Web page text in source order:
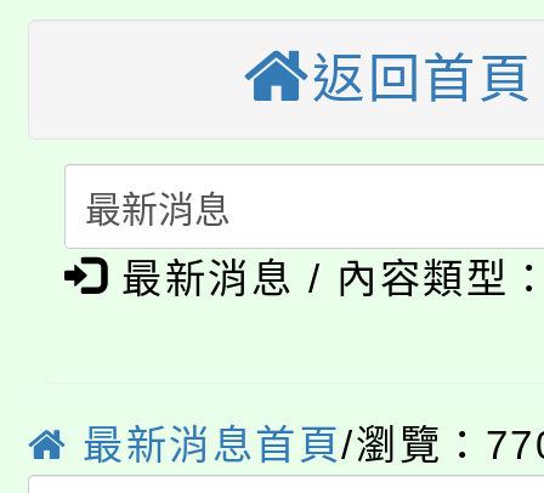
程，歡迎學生輔導中心
系所師生報名參加。
縣市「校園短影音徵
門員」簡章及活動海報
踴躍報名參加。
「桃園市補助參觀特色
展演活動實施計畫」
115年度「教育部表揚
義教育推展貢獻獎」
公告本校115學年度第
代理(課)教師甄選結果(
「2026金融保險知識
代理(課)教師甄選結果(
公告本校115學年度第
返回首頁
最新消息 / 內容類型
最新消息首頁/瀏覽：